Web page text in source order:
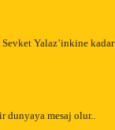
Yalaz’inkine kadar
dunyaya mesaj olur..